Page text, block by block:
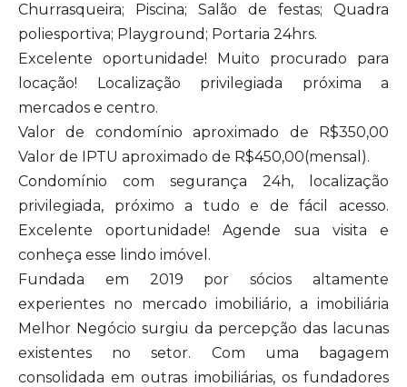
Churrasqueira; Piscina; Salão de festas; Quadra
poliesportiva; Playground; Portaria 24hrs.
Excelente oportunidade! Muito procurado para
locação! Localização privilegiada próxima a
mercados e centro.
Valor de condomínio aproximado de R$350,00
Valor de IPTU aproximado de R$450,00(mensal).
Condomínio com segurança 24h, localização
privilegiada, próximo a tudo e de fácil acesso.
Excelente oportunidade! Agende sua visita e
conheça esse lindo imóvel.
Fundada em 2019 por sócios altamente
experientes no mercado imobiliário, a imobiliária
Melhor Negócio surgiu da percepção das lacunas
existentes no setor. Com uma bagagem
consolidada em outras imobiliárias, os fundadores